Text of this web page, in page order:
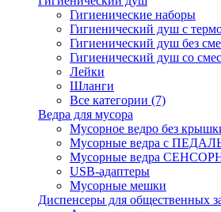
Гигиенические наборы
Гигиенический душ с
Гигиенический душ без
Гигиенический душ со
Лейки
Шланги
Все категории (7)
Ведра для мусора
Мусорное ведро без
Мусорные ведра с
Мусорные ведра
USB-адаптеры
Мусорные мешки
Диспенсеры для общественных